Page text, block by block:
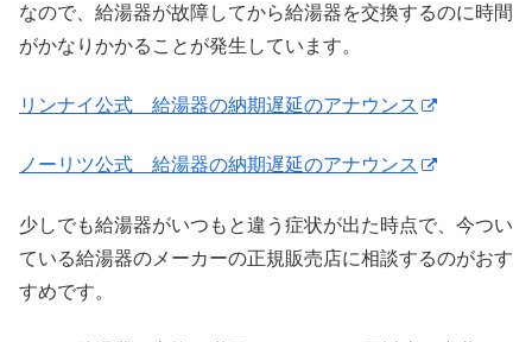
なので、給湯器が故障してから給湯器を交換するのに時間
がかなりかかることが発生しています。
リンナイ公式 給湯器の納期遅延のアナウンス
ノーリツ公式 給湯器の納期遅延のアナウンス
少しでも給湯器がいつもと違う症状が出た時点で、今つい
ている給湯器のメーカーの正規販売店に相談するのがおす
すめです。